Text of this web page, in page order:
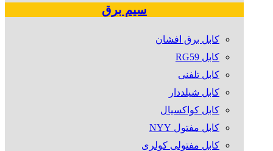
سیم‌ برق
کابل برق افشان
کابل RG59
کابل تلفنی
کابل شیلددار
کابل کواکسیال
کابل مفتول NYY
کابل مفتولی کولری